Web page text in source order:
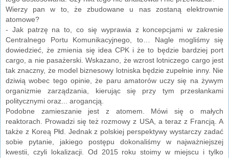
Wierzy pan w to, że zbudowane u nas zostaną elektrownie
atomowe?
- Jak patrzę na to, co się wyprawia z koncepcjami w zakresie
Centralnego Portu Komunikacyjnego, to… Nagle mogliśmy się
dowiedzieć, że zmienia się idea CPK i że to będzie bardziej port
cargo, a nie pasażerski. Wskazano, że wzrost lotniczego cargo jest
tak znaczny, że model biznesowy lotniska będzie zupełnie inny. Nie
dziwią wobec tego opinie, że paru amatorów uczy się na żywym
organizmie zarządzania, kierując się przy tym przesłankami
politycznymi oraz... arogancją.
Podobne zamieszanie jest z atomem. Mówi się o małych
reaktorach. Prowadzi się też rozmowy z USA, a teraz z Francją. A
także z Koreą Płd. Jednak z polskiej perspektywy wystarczy zadać
sobie pytanie, jakiego postępu dokonaliśmy w najważniejszej
kwestii, czyli lokalizacji. Od 2015 roku stoimy w miejscu i tylko